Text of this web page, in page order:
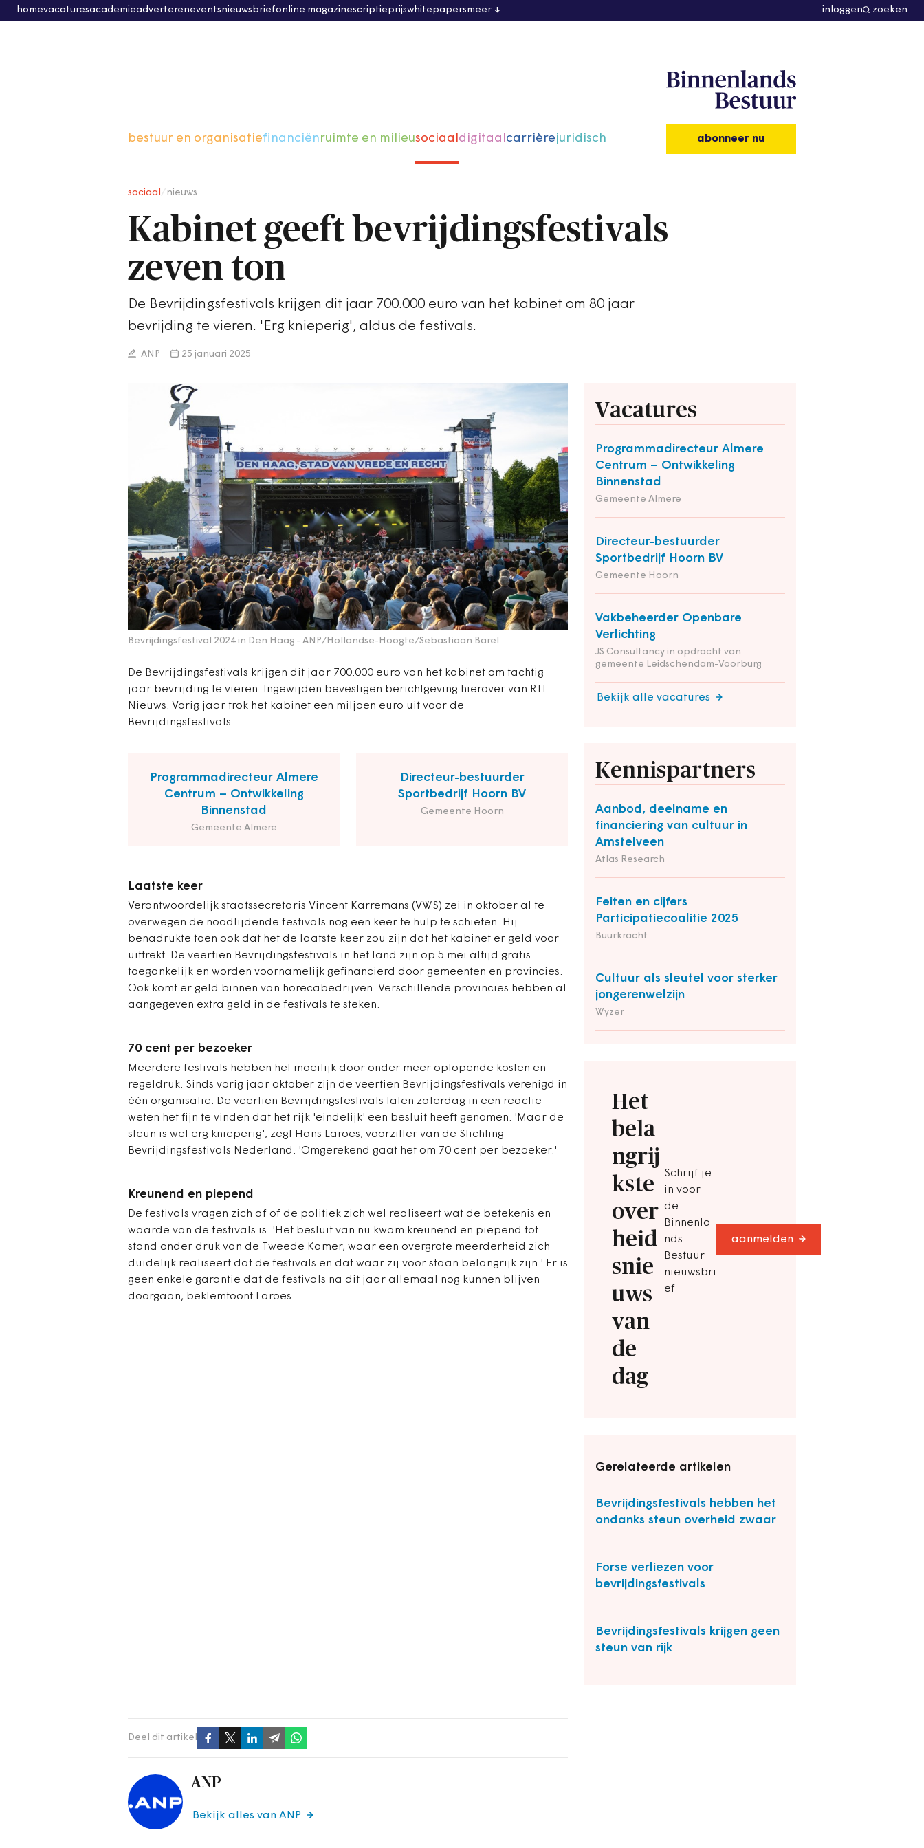
homevacaturesacademieadvertereneventsnieuwsbriefonline magazinescriptieprijswhitepapersmeer inloggen zoeken
bestuur en organisatiefinanciënruimte en milieusociaaldigitaalcarrièrejuridisch abonneer nu
sociaal nieuws
Kabinet geeft bevrijdingsfestivals
zeven ton
De Bevrijdingsfestivals krijgen dit jaar 700.000 euro van het kabinet om 80 jaar
bevrijding te vieren. 'Erg knieperig', aldus de festivals.
ANP 25 januari 2025
Bevrijdingsfestival 2024 in Den Haag - ANP/Hollandse-Hoogte/Sebastiaan Barel
De Bevrijdingsfestivals krijgen dit jaar 700.000 euro van het kabinet om tachtig
jaar bevrijding te vieren. Ingewijden bevestigen berichtgeving hierover van RTL
Nieuws. Vorig jaar trok het kabinet een miljoen euro uit voor de
Bevrijdingsfestivals.
Programmadirecteur Almere
Centrum – Ontwikkeling
Binnenstad
Gemeente Almere
Directeur-bestuurder
Sportbedrijf Hoorn BV
Gemeente Hoorn
Laatste keer
Verantwoordelijk staatssecretaris Vincent Karremans (VWS) zei in oktober al te
overwegen de noodlijdende festivals nog een keer te hulp te schieten. Hij
benadrukte toen ook dat het de laatste keer zou zijn dat het kabinet er geld voor
uittrekt. De veertien Bevrijdingsfestivals in het land zijn op 5 mei altijd gratis
toegankelijk en worden voornamelijk gefinancierd door gemeenten en provincies.
Ook komt er geld binnen van horecabedrijven. Verschillende provincies hebben al
aangegeven extra geld in de festivals te steken.
Vacatures
Programmadirecteur Almere
Centrum – Ontwikkeling
Binnenstad
Gemeente Almere
Directeur-bestuurder
Sportbedrijf Hoorn BV
Gemeente Hoorn
Vakbeheerder Openbare
Verlichting
JS Consultancy in opdracht van
gemeente Leidschendam-Voorburg
Bekijk alle vacatures
Kennispartners
Aanbod, deelname en
financiering van cultuur in
Amstelveen
Atlas Research
Feiten en cijfers
Participatiecoalitie 2025
Buurkracht
Cultuur als sleutel voor sterker
jongerenwelzijn
Wyzer
Het
bela
ngrij
kste
over
heid
snie
uws
van
de
dag
Schrijf je
in voor
de
Binnenla
nds
Bestuur
nieuwsbri
ef
aanmelden
Gerelateerde artikelen
Bevrijdingsfestivals hebben het
ondanks steun overheid zwaar
Forse verliezen voor
bevrijdingsfestivals
Bevrijdingsfestivals krijgen geen
steun van rijk
70 cent per bezoeker
Meerdere festivals hebben het moeilijk door onder meer oplopende kosten en
regeldruk. Sinds vorig jaar oktober zijn de veertien Bevrijdingsfestivals verenigd in
één organisatie. De veertien Bevrijdingsfestivals laten zaterdag in een reactie
weten het fijn te vinden dat het rijk 'eindelijk' een besluit heeft genomen. 'Maar de
steun is wel erg knieperig', zegt Hans Laroes, voorzitter van de Stichting
Bevrijdingsfestivals Nederland. 'Omgerekend gaat het om 70 cent per bezoeker.'
Kreunend en piepend
De festivals vragen zich af of de politiek zich wel realiseert wat de betekenis en
waarde van de festivals is. 'Het besluit van nu kwam kreunend en piepend tot
stand onder druk van de Tweede Kamer, waar een overgrote meerderheid zich
duidelijk realiseert dat de festivals en dat waar zij voor staan belangrijk zijn.' Er is
geen enkele garantie dat de festivals na dit jaar allemaal nog kunnen blijven
doorgaan, beklemtoont Laroes.
Deel dit artikel
ANP
Bekijk alles van ANP